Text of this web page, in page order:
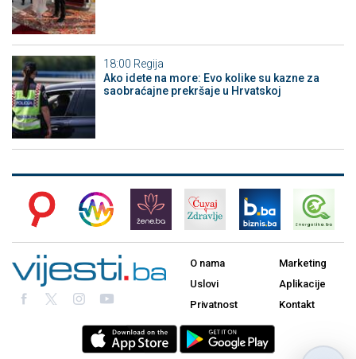
18:00 Regija
Ako idete na more: Evo kolike su kazne za
saobraćajne prekršaje u Hrvatskoj
O nama
Uslovi
Privatnost
Marketing
Aplikacije
Kontakt